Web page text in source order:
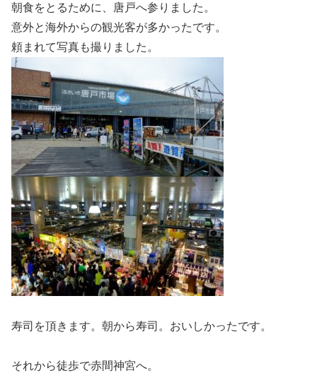
朝食をとるために、唐戸へ参りました。
意外と海外からの観光客が多かったです。
頼まれて写真も撮りました。
寿司を頂きます。朝から寿司。おいしかったです。
それから徒歩で赤間神宮へ。